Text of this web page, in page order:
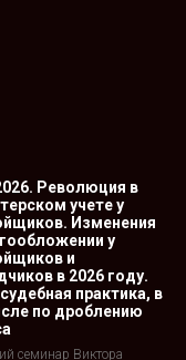
Революция в
учете у
Изменения
у
и
в 2026 году.
практика, в
по дроблению
семинар Виктора